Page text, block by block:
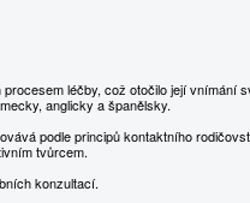
léčby, což otočilo její
anglicky a španělsky.
podle principů kontaktního
tvůrcem.
konzultací.